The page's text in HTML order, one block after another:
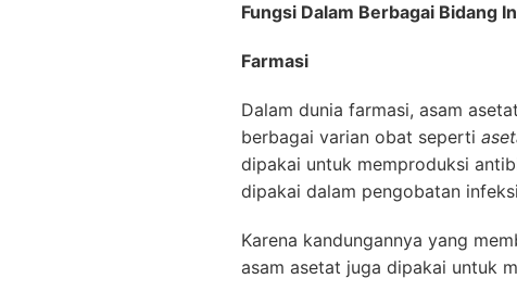
Fungsi Dalam Berbagai Bidang
Farmasi
Dalam dunia farmasi, asam
berbagai varian obat seperti
dipakai untuk memproduksi
dipakai dalam pengobatan
Karena kandungannya yang
asam asetat juga dipakai untuk